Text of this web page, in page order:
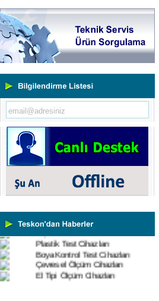
Yeni Binamıza TAŞINDIK
Portatif ve Tezgah Tipi Sertlik
Ölçüm Cihazları
Kaplama Kalınlığı Ölçüm
Cihazları
Ultrasonik Kalınlık Ölçüm
Cihazları
Yüzey Pürüzlülük Ölçüm
Cihazları
Vİbrasyon Test Cihazları
Tork Ölçerler-Kuvvet Ölçerler
Mikroskoplar
Numune Hazırlama Cihazları
Video Ölçüm Sistemleri
Beton Test Cihazları
Impact Test Cihazları
Plastik Test Cihazları
Boya Kontrol Test Cihazları
Çevresel Ölçüm Cihazları
El Tipi Ölçüm Cihazları